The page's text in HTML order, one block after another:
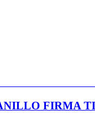
FIRMA